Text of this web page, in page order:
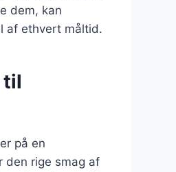
dem, kan
af ethvert måltid.
til
på en
den rige smag af